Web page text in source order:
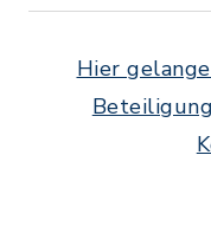
Hier